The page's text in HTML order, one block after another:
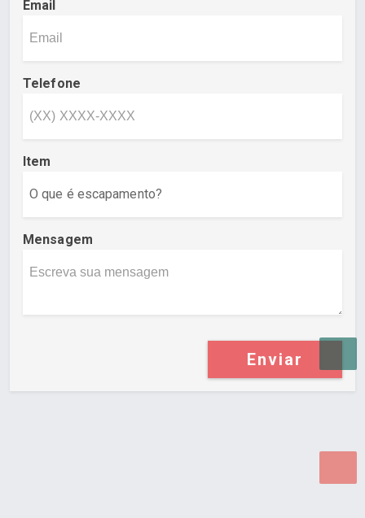
Email
Telefone
Item
Mensagem
Enviar